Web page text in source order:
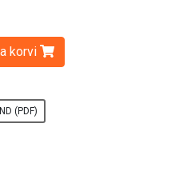
korvi
(PDF)